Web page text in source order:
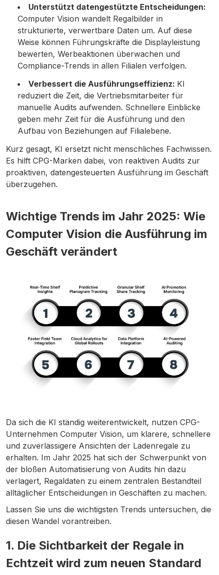
Unterstützt datengestützte Entscheidungen:
Computer Vision wandelt Regalbilder in
strukturierte, verwertbare Daten um. Auf diese
Weise können Führungskräfte die Displayleistung
bewerten, Werbeaktionen überwachen und
Compliance-Trends in allen Filialen verfolgen.
Verbessert die Ausführungseffizienz: KI
reduziert die Zeit, die Vertriebsmitarbeiter für
manuelle Audits aufwenden. Schnellere Einblicke
geben mehr Zeit für die Ausführung und den
Aufbau von Beziehungen auf Filialebene.
Kurz gesagt, KI ersetzt nicht menschliches Fachwissen.
Es hilft CPG-Marken dabei, von reaktiven Audits zur
proaktiven, datengesteuerten Ausführung im Geschäft
überzugehen.
Wichtige Trends im Jahr 2025: Wie
Computer Vision die Ausführung im
Geschäft verändert
Da sich die KI ständig weiterentwickelt, nutzen CPG-
Unternehmen Computer Vision, um klarere, schnellere
und zuverlässigere Ansichten der Ladenregale zu
erhalten. Im Jahr 2025 hat sich der Schwerpunkt von
der bloßen Automatisierung von Audits hin dazu
verlagert, Regaldaten zu einem zentralen Bestandteil
alltäglicher Entscheidungen in Geschäften zu machen.
Lassen Sie uns die wichtigsten Trends untersuchen, die
diesen Wandel vorantreiben.
1. Die Sichtbarkeit der Regale in
Echtzeit wird zum neuen Standard